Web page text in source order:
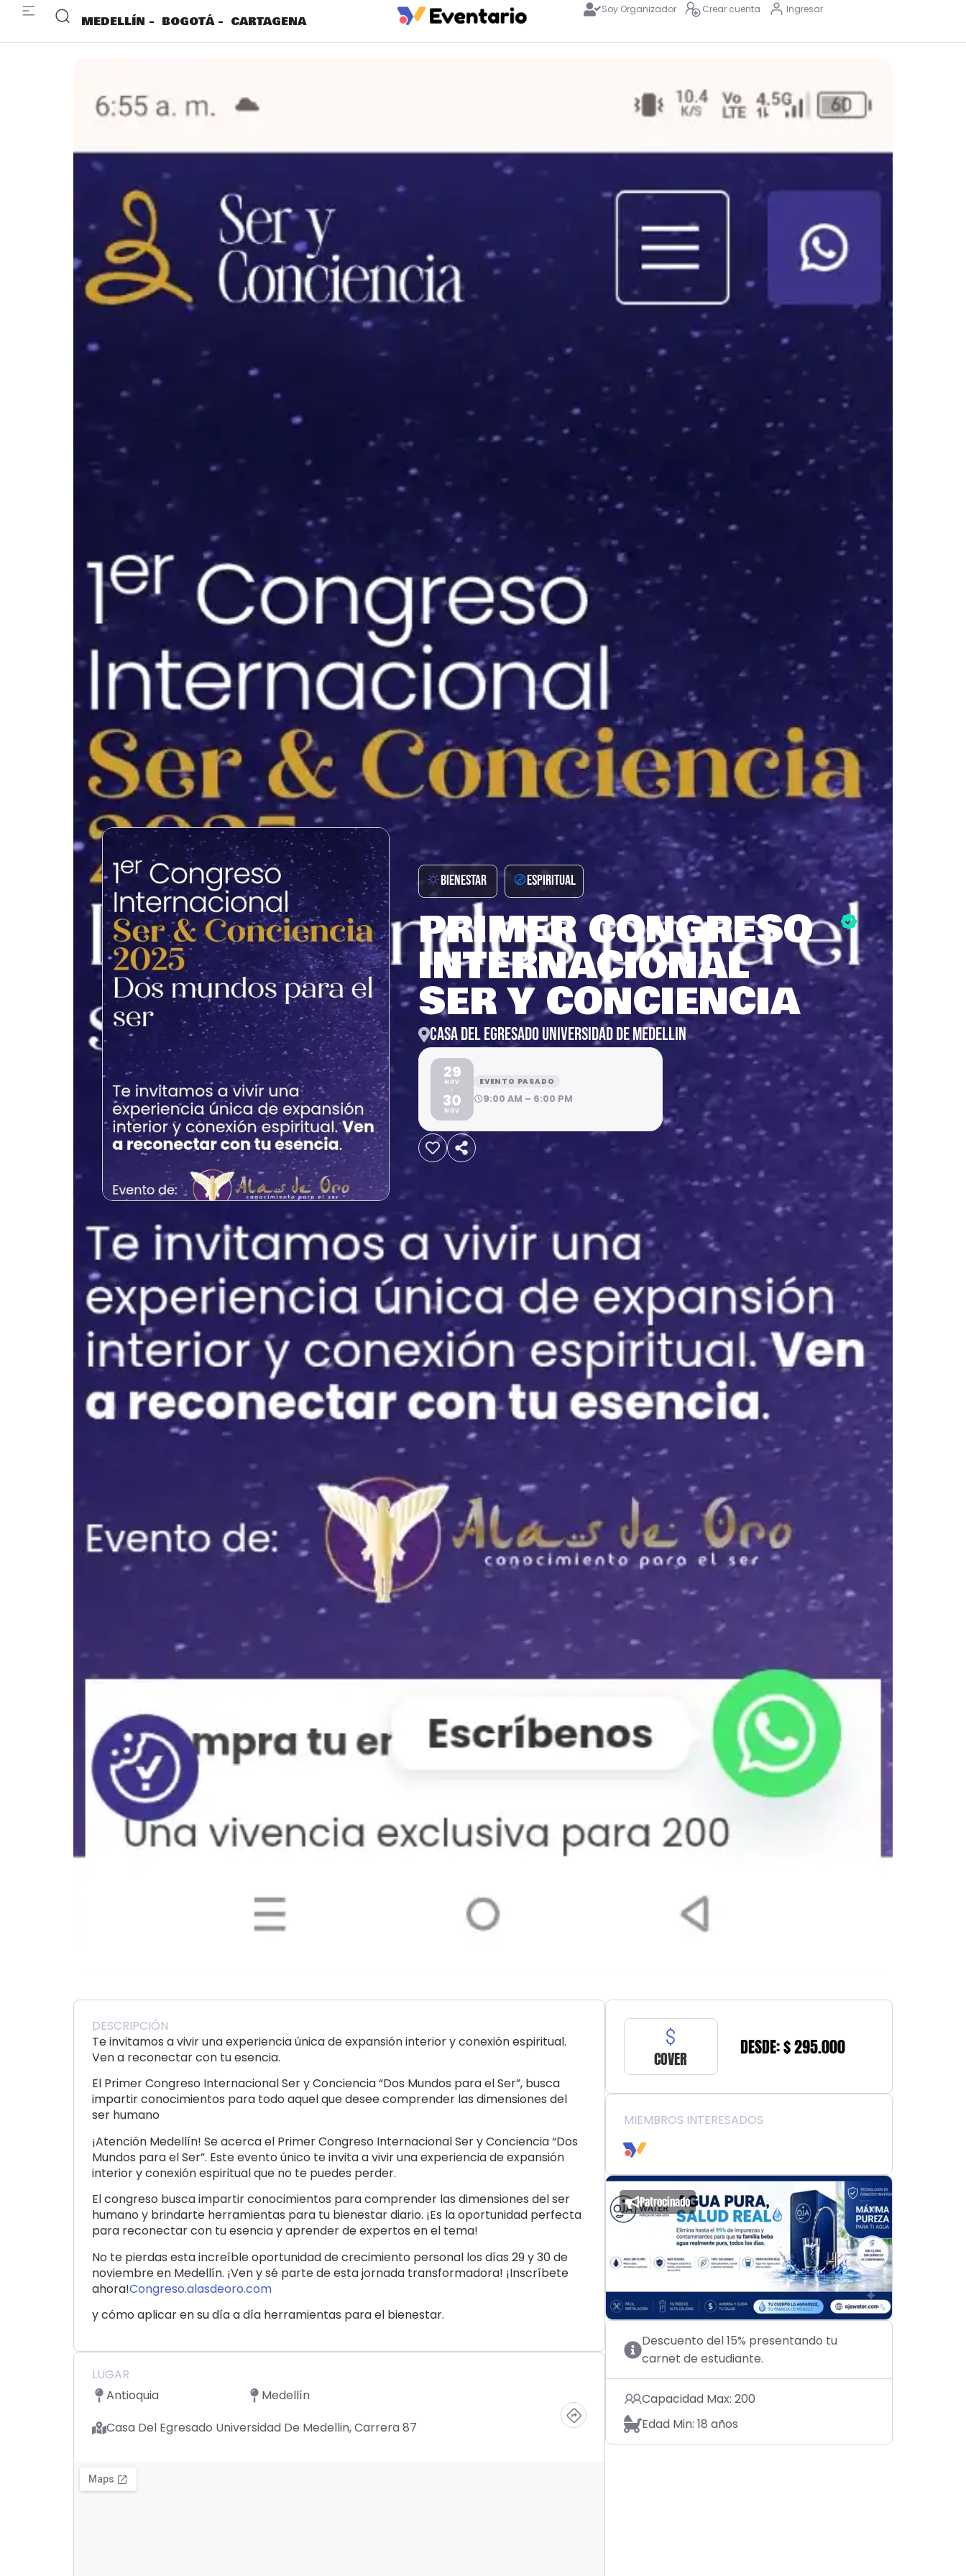
MEDELLÍN - BOGOTÁ - CARTAGENA
Soy Organizador Crear cuenta Ingresar
BIENESTAR ESPIRITUAL
PRIMER CONGRESO
INTERNACIONAL
SER Y CONCIENCIA
CASA DEL EGRESADO UNIVERSIDAD DE MEDELLIN
29
NOV
↓
30
NOV
EVENTO PASADO
9:00 AM – 6:00 PM
DESCRIPCIÓN
Te invitamos a vivir una experiencia única de expansión interior y conexión espiritual.
Ven a reconectar con tu esencia.
El Primer Congreso Internacional Ser y Conciencia “Dos Mundos para el Ser”, busca
impartir conocimientos para todo aquel que desee comprender las dimensiones del
ser humano
¡Atención Medellín! Se acerca el Primer Congreso Internacional Ser y Conciencia “Dos
Mundos para el Ser”. Este evento único te invita a vivir una experiencia de expansión
interior y conexión espiritual que no te puedes perder.
El congreso busca impartir conocimientos para comprender las dimensiones del ser
humano y brindarte herramientas para tu bienestar diario. ¡Es la oportunidad perfecta
para reconectar con tu esencia y aprender de expertos en el tema!
No te pierdas esta increíble oportunidad de crecimiento personal los días 29 y 30 de
noviembre en Medellín. ¡Ven y sé parte de esta jornada transformadora! ¡Inscríbete
ahora!Congreso.alasdeoro.com
y cómo aplicar en su día a día herramientas para el bienestar.
LUGAR
Antioquia
Medellín
Casa Del Egresado Universidad De Medellin, Carrera 87
COVER
DESDE: $ 295.000
MIEMBROS INTERESADOS
Patrocinado
Descuento del 15% presentando tu
carnet de estudiante.
Capacidad Max: 200
Edad Min: 18 años